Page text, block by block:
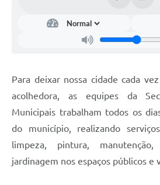
Para deixar nossa cidade cada
acolhedora, as equipes da
Municipais trabalham todos os
do município, realizando
limpeza, pintura,
jardinagem nos espaços públicos e